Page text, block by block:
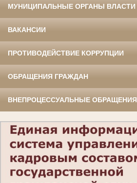
МУНИЦИПАЛЬНЫЕ ОРГАНЫ ВЛАСТИ
ВАКАНСИИ
ПРОТИВОДЕЙСТВИЕ КОРРУПЦИИ
ОБРАЩЕНИЯ ГРАЖДАН
ВНЕПРОЦЕССУАЛЬНЫЕ ОБРАЩЕНИЯ